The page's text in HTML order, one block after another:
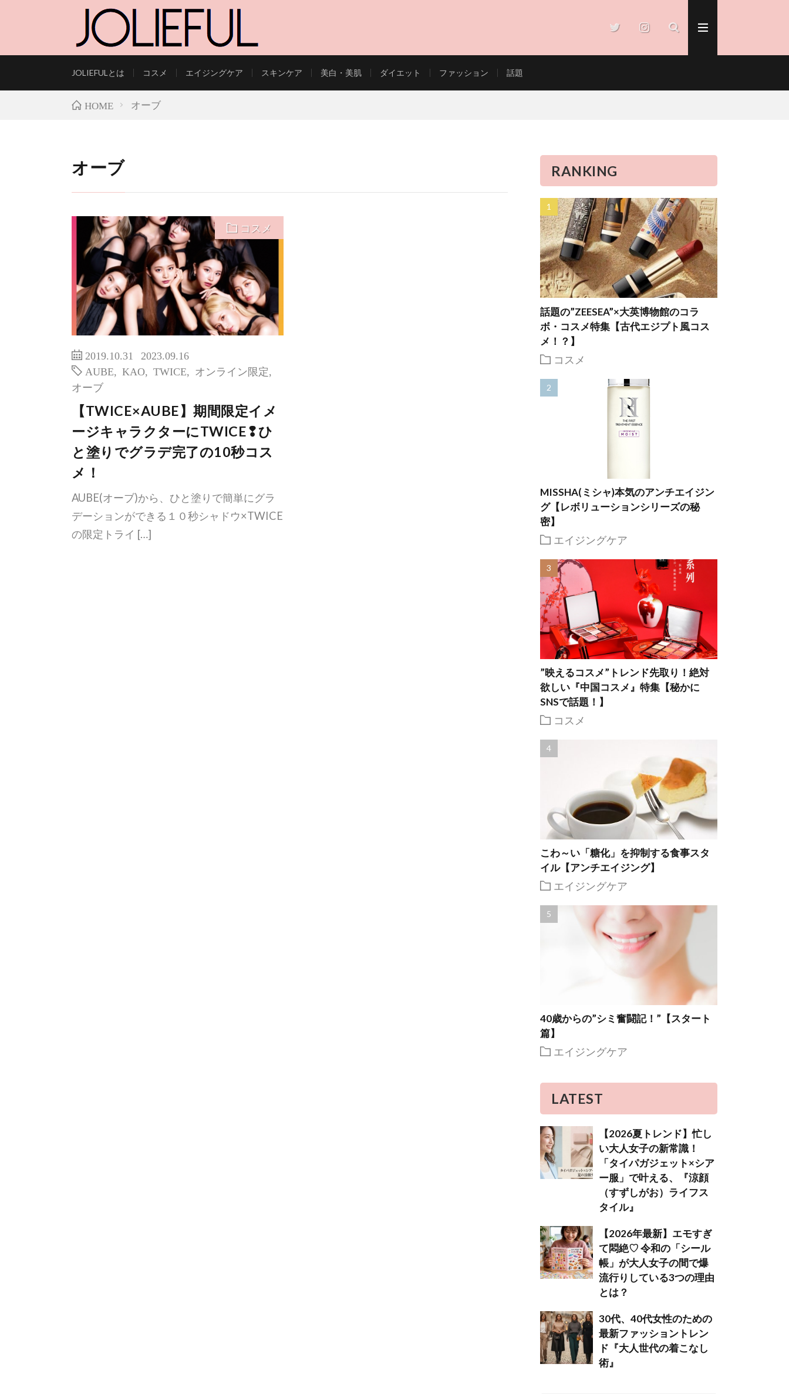
LIFESTYLE AND BEAUTY WEB MAGAZINE
JOLIEFULとは コスメ エイジングケア スキンケア 美白・美肌 ダイエット ファッション 話題
HOME オーブ
オーブ
コスメ
2019.10.31
2023.09.16
AUBE
KAO TWICE オンライン限定
オーブ
【TWICE×AUBE】期間限定イメ
ージキャラクターにTWICE❢ひ
と塗りでグラデ完了の10秒コス
メ！
AUBE(オーブ)から、ひと塗りで簡単にグラ
デーションができる１０秒シャドウ×TWICE
の限定トライ […]
RANKING
話題の”ZEESEA”×大英博物館のコラ
ボ・コスメ特集【古代エジプト風コス
メ！？】
コスメ
MISSHA(ミシャ)本気のアンチエイジン
グ【レボリューションシリーズの秘
密】
エイジングケア
”映えるコスメ”トレンド先取り！絶対
欲しい『中国コスメ』特集【秘かに
SNSで話題！】
コスメ
こわ～い「糖化」を抑制する食事スタ
イル【アンチエイジング】
エイジングケア
40歳からの”シミ奮闘記！”【スタート
篇】
エイジングケア
LATEST
【2026夏トレンド】忙し
い大人女子の新常識！
「タイパガジェット×シア
ー服」で叶える、『涼顔
（すずしがお）ライフス
タイル』
【2026年最新】エモすぎ
て悶絶♡ 令和の「シール
帳」が大人女子の間で爆
流行りしている3つの理由
とは？
30代、40代女性のための
最新ファッショントレン
ド『大人世代の着こなし
術』